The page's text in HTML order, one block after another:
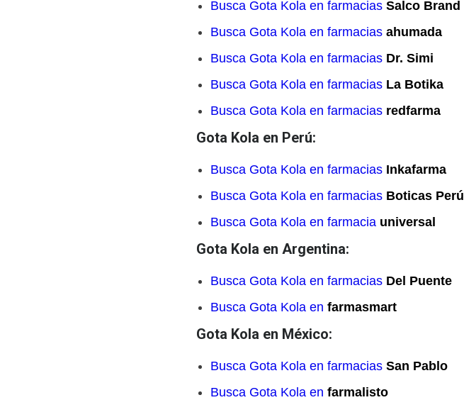
Busca Gota Kola en farmacias Salco Brand
Busca Gota Kola en farmacias ahumada
Busca Gota Kola en farmacias Dr. Simi
Busca Gota Kola en farmacias La Botika
Busca Gota Kola en farmacias redfarma
Gota Kola en Perú:
Busca Gota Kola en farmacias Inkafarma
Busca Gota Kola en farmacias Boticas Perú
Busca Gota Kola en farmacia universal
Gota Kola en Argentina:
Busca Gota Kola en farmacias Del Puente
Busca Gota Kola en farmasmart
Gota Kola en México:
Busca Gota Kola en farmacias San Pablo
Busca Gota Kola en farmalisto